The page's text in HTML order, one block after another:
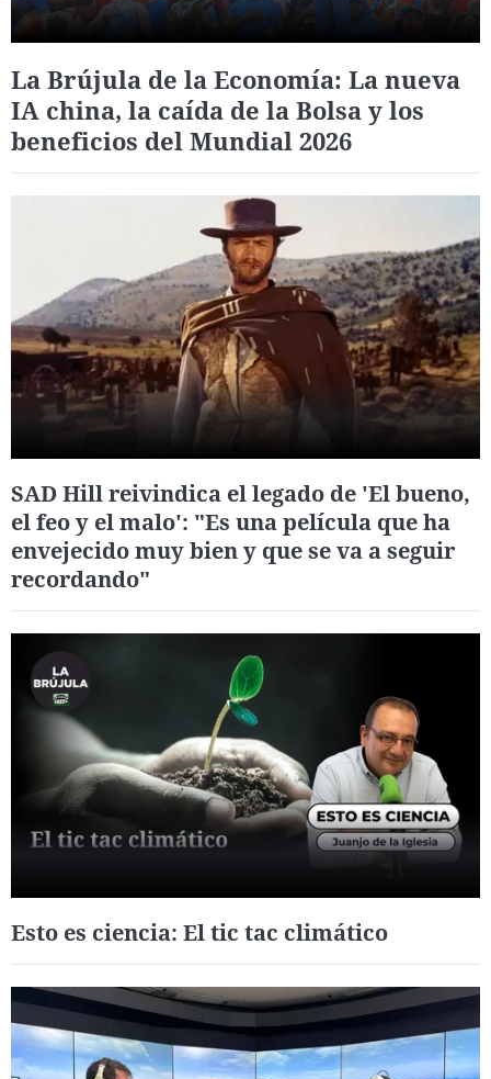
La Brújula de la Economía: La nueva
IA china, la caída de la Bolsa y los
beneficios del Mundial 2026
SAD Hill reivindica el legado de 'El bueno,
el feo y el malo': "Es una película que ha
envejecido muy bien y que se va a seguir
recordando"
Esto es ciencia: El tic tac climático